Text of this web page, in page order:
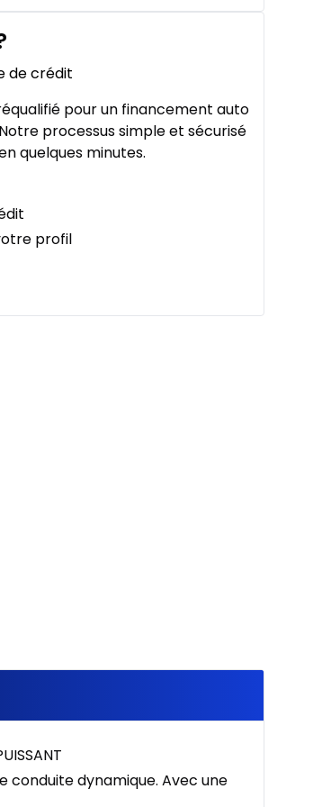
de crédit
pour un financement auto
processus simple et sécurisé
quelques minutes.
profil
conduite dynamique. Avec une